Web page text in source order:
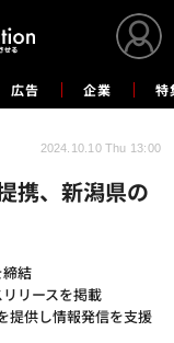
広告 企業 特
携、新潟県の
締結
リースを掲載
提供し情報発信を支援
2024.10.10 Thu 13:00